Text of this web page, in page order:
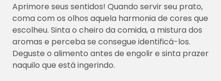
Aprimore seus sentidos! Quando servir seu prato,
coma com os olhos aquela harmonia de cores que
escolheu. Sinta o cheiro da comida, a mistura dos
aromas e perceba se consegue identificá-los.
Deguste o alimento antes de engolir e sinta prazer
naquilo que está ingerindo.